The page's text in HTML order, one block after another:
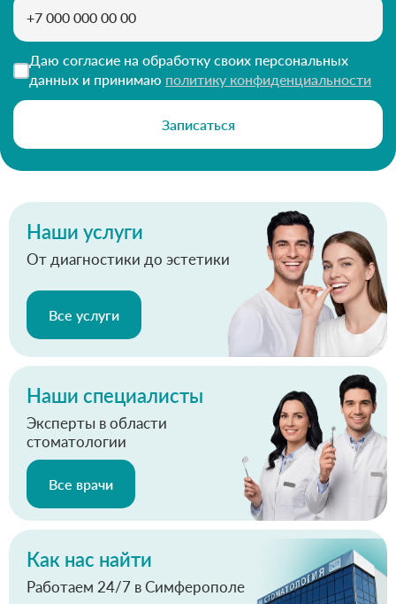
Даю согласие на обработку своих персональных
данных и принимаю политику конфиденциальности
Записаться
Наши услуги
От диагностики до эстетики
Все услуги
Наши специалисты
Эксперты в области
стоматологии
Все врачи
Как нас найти
Работаем 24/7 в Симферополе